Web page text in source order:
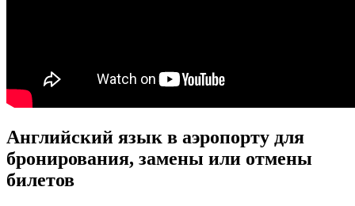
Английский язык в аэропорту для
бронирования, замены или отмены
билетов